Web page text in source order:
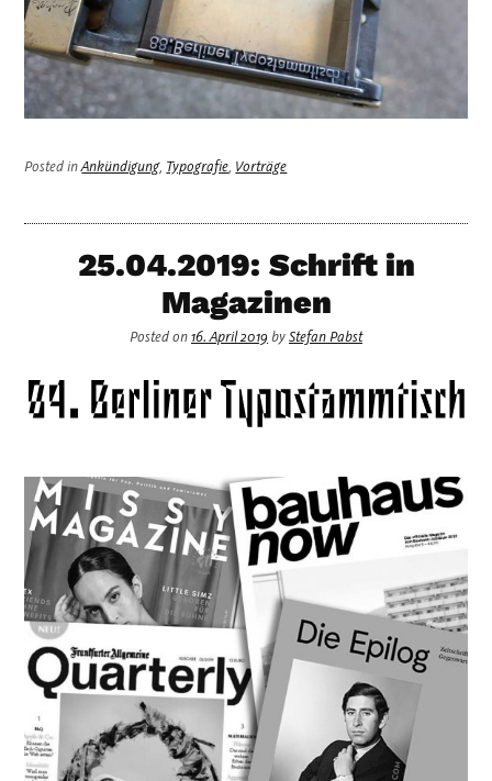
Posted inAnkündigung, Typografie, Vorträge
25.04.2019: Schrift in
Magazinen
Posted on16. April 2019byStefan Pabst